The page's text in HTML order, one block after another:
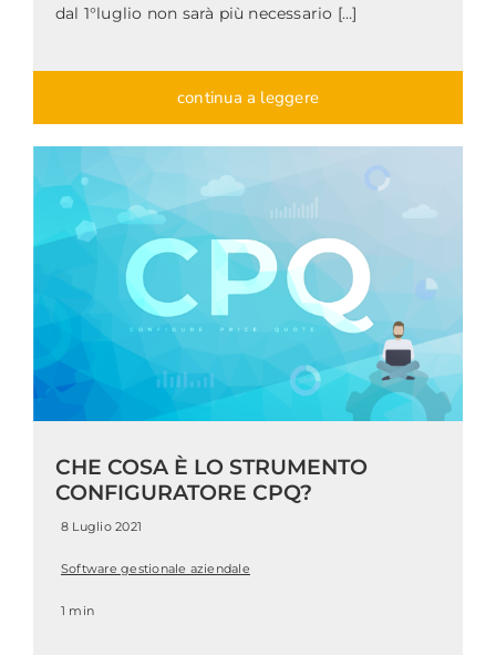
dal 1°luglio non sarà più necessario […]
continua a leggere
CHE COSA È LO STRUMENTO
CONFIGURATORE CPQ?
8 Luglio 2021
Software gestionale aziendale
1 min